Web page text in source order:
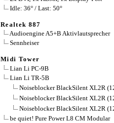
Idle: 36° / Last: 50°
Realtek 887
Audioengine A5+B Aktivlautsprecher
Sennheiser
Midi Tower
Lian Li PC-9B
Lian Li TR-5B
Noiseblocker BlackSilent XL2R
Noiseblocker BlackSilent XL2R
Noiseblocker BlackSilent XL2R
be quiet! Pure Power L8 CM Modular